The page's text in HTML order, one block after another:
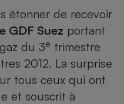
étonner de recevoir
GDF Suez portant
du 3e trimestre
2012. La surprise
tous ceux qui ont
et souscrit à
Supermarché - Drive
Mutuelle
Comparateur auto
Comparatif aspirateur
Comparatif aspirateur
Comparatif cafetière
Comparatif robot cuiseur
Comparatif centrale
Comparatif ultrabook
Comparatif tablette
Image et son
Informatique
Aménagement
Bricolage - Jardinage
Chauffage
Produit d'entretien
Sécurité domestique
Maladie - Médecine -
Système de santé -
Retraite
le débit de votre